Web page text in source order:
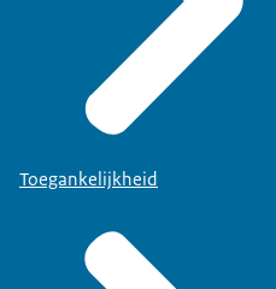
Toegankelijkheid